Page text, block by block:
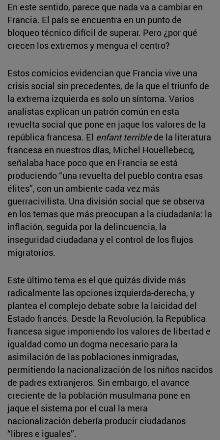
En este sentido, parece que nada va a cambiar en
Francia. El país se encuentra en un punto de
bloqueo técnico difícil de superar. Pero ¿por qué
crecen los extremos y mengua el centro?
Estos comicios evidencian que Francia vive una
crisis social sin precedentes, de la que el triunfo de
la extrema izquierda es solo un síntoma. Varios
analistas explican un patrón común en esta
revuelta social que pone en jaque los valores de la
república francesa. El enfant terriblede la literatura
francesa en nuestros días, Michel Houellebecq,
señalaba hace poco que en Francia se está
produciendo “una revuelta del pueblo contra esas
élites”, con un ambiente cada vez más
guerracivilista. Una división social que se observa
en los temas que más preocupan a la ciudadanía: la
inflación, seguida por la delincuencia, la
inseguridad ciudadana y el control de los flujos
migratorios.
Este último tema es el que quizás divide más
radicalmente las opciones izquierda-derecha, y
plantea el complejo debate sobre la laicidad del
Estado francés. Desde la Revolución, la República
francesa sigue imponiendo los valores de libertad e
igualdad como un dogma necesario para la
asimilación de las poblaciones inmigradas,
permitiendo la nacionalización de los niños nacidos
de padres extranjeros. Sin embargo, el avance
creciente de la población musulmana pone en
jaque el sistema por el cual la mera
nacionalización debería producir ciudadanos
“libres e iguales”.